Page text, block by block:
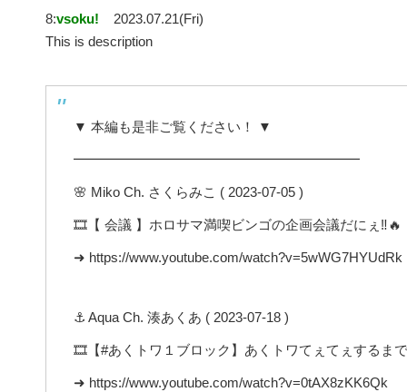
8:vsoku!
2023.07.21(Fri)
This is description
▼ 本編も是非ご覧ください！ ▼
━━━━━━━━━━━━━━━━━━━━━
🌸 Miko Ch. さくらみこ ( 2023-07-05 )
🎞️【 会議 】ホロサマ満喫ビンゴの企画会議だにぇ‼🔥
➜ https://www.youtube.com/watch?v=5wWG7HYUdRk
⚓️ Aqua Ch. 湊あくあ ( 2023-07-18 )
🎞️【#あくトワ１ブロック】あくトワてぇてぇするま
➜ https://www.youtube.com/watch?v=0tAX8zKK6Qk